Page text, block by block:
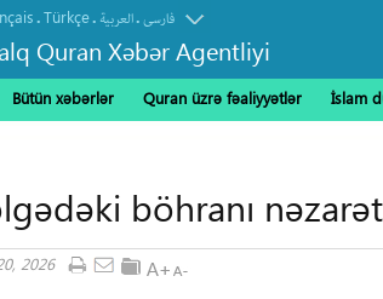
.Türkçe. العربیة.فارسی
Quran Xəbər Agentliyi
Bütün xəbərlər Quran üzrə fəaliyyətlər İslam
böhranı nəzarət
2026